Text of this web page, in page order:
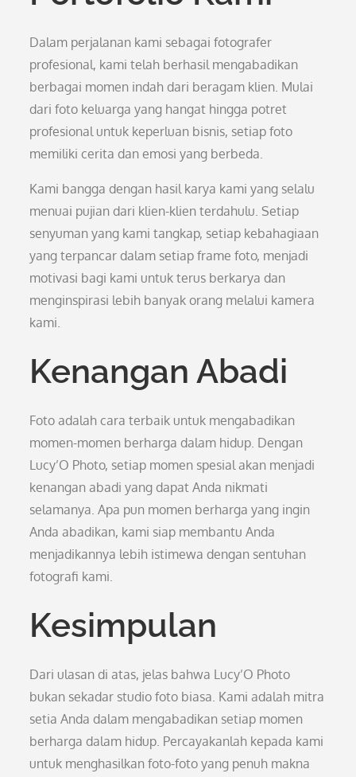
Dalam perjalanan kami sebagai fotografer
profesional, kami telah berhasil mengabadikan
berbagai momen indah dari beragam klien. Mulai
dari foto keluarga yang hangat hingga potret
profesional untuk keperluan bisnis, setiap foto
memiliki cerita dan emosi yang berbeda.
Kami bangga dengan hasil karya kami yang selalu
menuai pujian dari klien-klien terdahulu. Setiap
senyuman yang kami tangkap, setiap kebahagiaan
yang terpancar dalam setiap frame foto, menjadi
motivasi bagi kami untuk terus berkarya dan
menginspirasi lebih banyak orang melalui kamera
kami.
Kenangan Abadi
Foto adalah cara terbaik untuk mengabadikan
momen-momen berharga dalam hidup. Dengan
Lucy’O Photo, setiap momen spesial akan menjadi
kenangan abadi yang dapat Anda nikmati
selamanya. Apa pun momen berharga yang ingin
Anda abadikan, kami siap membantu Anda
menjadikannya lebih istimewa dengan sentuhan
fotografi kami.
Kesimpulan
Dari ulasan di atas, jelas bahwa Lucy’O Photo
bukan sekadar studio foto biasa. Kami adalah mitra
setia Anda dalam mengabadikan setiap momen
berharga dalam hidup. Percayakanlah kepada kami
untuk menghasilkan foto-foto yang penuh makna